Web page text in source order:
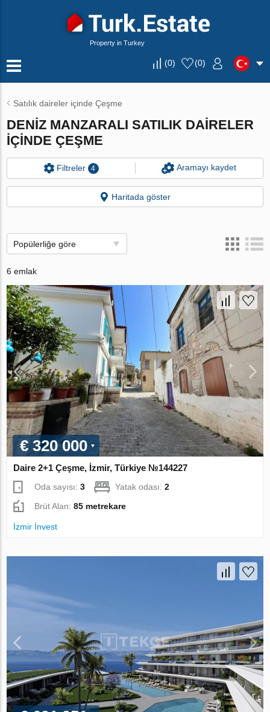
Property in Turkey
(0) (0)
Satılık daireler içinde Çeşme
DENIZ MANZARALI SATILIK DAIRELER
IÇINDE ÇEŞME
Filtreler 4 Aramayı kaydet
Haritada göster
Popülerliğe göre
6 emlak
€ 320 000
Daire 2+1 Çeşme, İzmir, Türkiye №144227
Oda sayısı:3 Yatak odası:2
Brüt Alan:85 metrekare
İzmir İnvest